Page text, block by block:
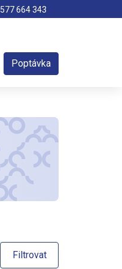
577 664 343
Poptávka
Filtrovat